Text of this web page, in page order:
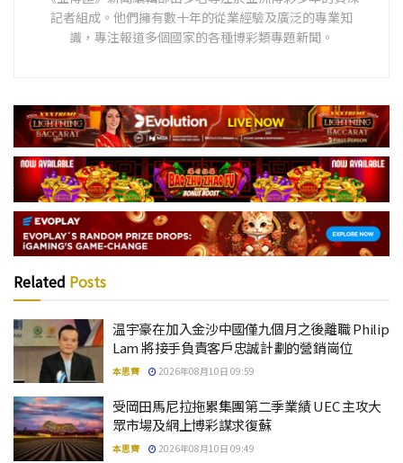
記者組成。他們擁有數十年的從業經驗及廣泛的專業知
識，專注報道多個國家的各種博彩類專題新聞。
Related Posts
温宇豪在加入金沙中國僅九個月之後離職 Philip
Lam 將接手負責客戶忠誠計劃的營銷崗位
本思齊 2026年08月10日 09:59
受岡田馬尼拉拖累集團第二季業績 UEC 主攻大
眾市場及網上博彩謀求復蘇
本思齊 2026年08月10日 09:49